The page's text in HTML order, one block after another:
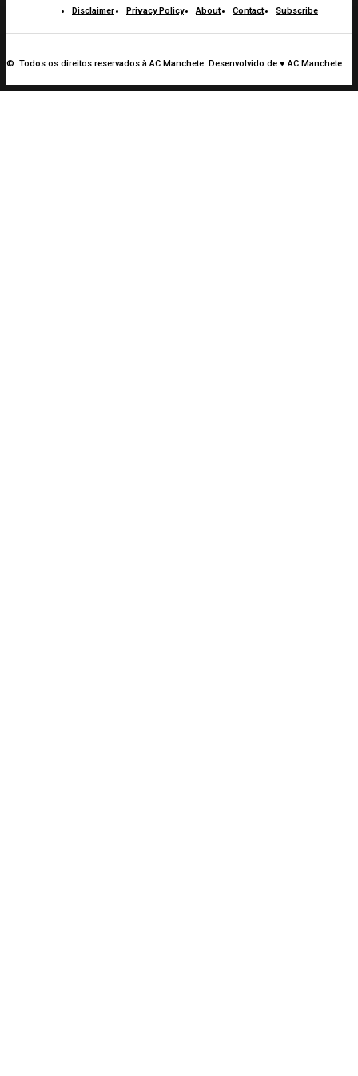
Disclaimer Privacy Policy About Contact Subscribe
©. Todos os direitos reservados à AC Manchete. Desenvolvido de ♥ AC Manchete .